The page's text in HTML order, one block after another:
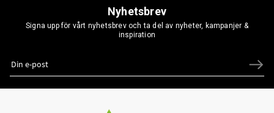
Nyhetsbrev
Signa upp för vårt nyhetsbrev och ta del av nyheter, kampanjer &
inspiration